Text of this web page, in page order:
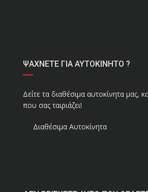
ΨΑΧΝΕΤΕ ΓΙΑ ΑΥΤΟΚΙΝΗΤΟ ?
Δείτε τα διαθέσιμα αυτοκίνητα μας,
που σας ταιριάζει!
Διαθέσιμα Αυτοκίνητα